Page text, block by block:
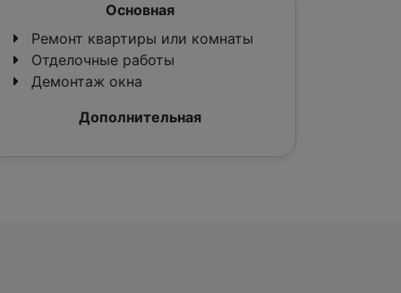
Основная
Ремонт квартиры или комнаты
Отделочные работы
Демонтаж окна
Дополнительная